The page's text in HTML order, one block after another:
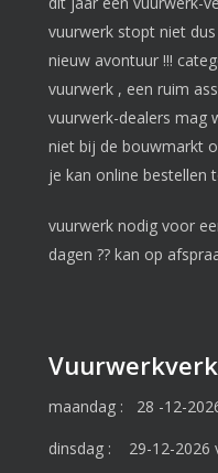
vuurwerk stopt niet
nieuw avontuur !!!
vuurwerk , een ruim
vuurwerk-dealers mag
niet bij de bouwmarkt
je kan online bestellen
vuurwerk nodig voor
dagen ?? kan op
maandag : 28 -12-
dinsdag : 29-12-2026